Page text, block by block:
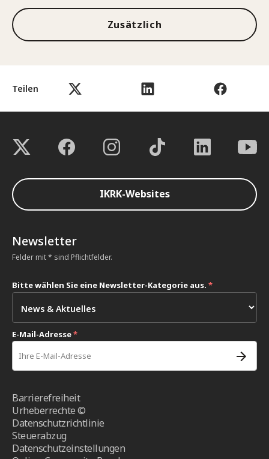
Teilen
Zusätzlich
IKRK-Websites
Newsletter
Felder mit * sind Pflichtfelder.
Bitte wählen Sie eine Newsletter-Kategorie aus. *
E-Mail-Adresse*
Barrierefreiheit
Urheberrechte ©
Datenschutzrichtlinie
Steuerabzug
Datenschutzeinstellungen